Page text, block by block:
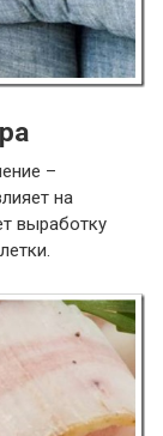
–
на
выработку